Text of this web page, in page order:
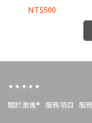
NT$500
✦✦✦✦✦
關於激進® 服務項目 服